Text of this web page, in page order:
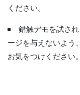
ください。
錯触デモを試さ
ージを与えないよう
お気をつけください。